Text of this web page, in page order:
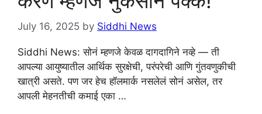
July 16, 2025 by Siddhi News
Siddhi News: सोनं म्हणजे केवळ दागदागिने नव्हे — ती
आपल्या आयुष्यातील आर्थिक सुरक्षेची, परंपरेची आणि गुंतवणुकीची
खात्री असते. पण जर हेच हॉलमार्क नसलेलं सोनं असेल, तर
आपली मेहनतीची कमाई एका …